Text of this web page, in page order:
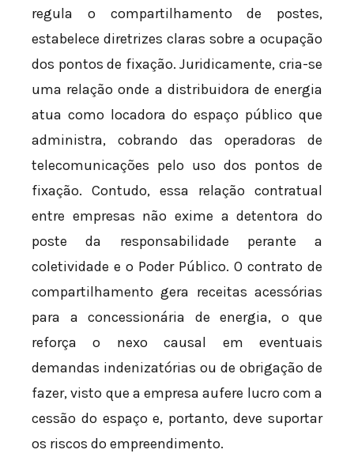
regula o compartilhamento de postes,
estabelece diretrizes claras sobre a ocupação
dos pontos de fixação. Juridicamente, cria-se
uma relação onde a distribuidora de energia
atua como locadora do espaço público que
administra, cobrando das operadoras de
telecomunicações pelo uso dos pontos de
fixação. Contudo, essa relação contratual
entre empresas não exime a detentora do
poste da responsabilidade perante a
coletividade e o Poder Público. O contrato de
compartilhamento gera receitas acessórias
para a concessionária de energia, o que
reforça o nexo causal em eventuais
demandas indenizatórias ou de obrigação de
fazer, visto que a empresa aufere lucro com a
cessão do espaço e, portanto, deve suportar
os riscos do empreendimento.